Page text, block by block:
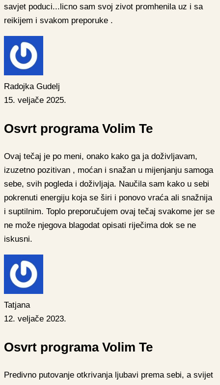
savjet poduci...licno sam svoj zivot promhenila uz i sa
reikijem i svakom preporuke .
Radojka Gudelj
15. veljače 2025.
Osvrt programa Volim Te
Ovaj tečaj je po meni, onako kako ga ja doživljavam,
izuzetno pozitivan , moćan i snažan u mijenjanju samoga
sebe, svih pogleda i doživljaja. Naučila sam kako u sebi
pokrenuti energiju koja se širi i ponovo vraća ali snažnija
i suptilnim. Toplo preporučujem ovaj tečaj svakome jer se
ne može njegova blagodat opisati riječima dok se ne
iskusni.
Tatjana
12. veljače 2023.
Osvrt programa Volim Te
Predivno putovanje otkrivanja ljubavi prema sebi, a svijet